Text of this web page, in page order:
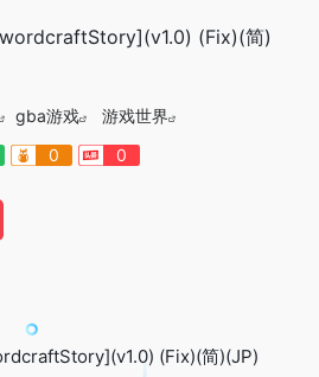
(Fix)(简)
gba游戏
游戏世界
0 0
(Fix)(简)(JP)